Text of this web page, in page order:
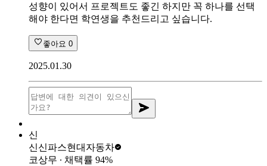
성향이 있어서 프로젝트도 좋긴 하지만 꼭 하나를 선택
해야 한다면 학연생을 추천드리고 싶습니다.
좋아요 0
2025.01.30
신
신신파스현대자동차
코상무 ∙ 채택률 94%